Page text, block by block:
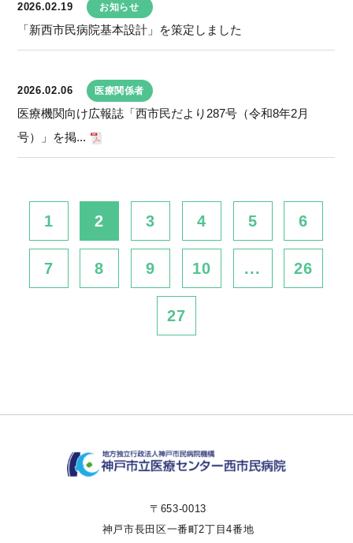
2026.02.19 お知らせ
「新西市民病院基本設計」を策定しました
2026.02.06 医療関係者
医療機関向け広報誌「西市民だより287号（令和8年2月
号）」を掲...
1 2 3 4 5 6
7 8 9 10 ... 26
27
〒653-0013
神戸市長田区一番町2丁目4番地